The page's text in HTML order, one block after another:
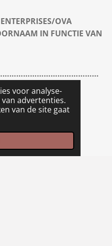
voor analyse-
advertenties.
van de site gaat
OVA
IN FUNCTIE VAN